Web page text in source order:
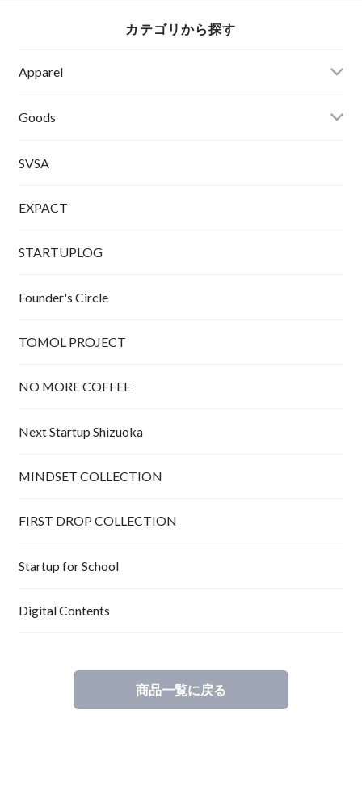
カテゴリから探す
Apparel
Tシャツ
Goods
SVSA
EXPACT
STARTUPLOG
Founder's Circle
TOMOL PROJECT
NO MORE COFFEE
Next Startup Shizuoka
MINDSET COLLECTION
FIRST DROP COLLECTION
Startup for School
Digital Contents
商品一覧に戻る